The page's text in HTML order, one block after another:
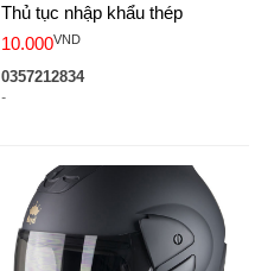
Thủ tục nhập khẩu thép
10.000VND
0357212834
-